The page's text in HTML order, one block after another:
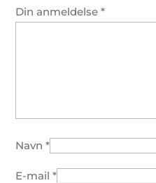
Din anmeldelse*
Navn*
E-mail*